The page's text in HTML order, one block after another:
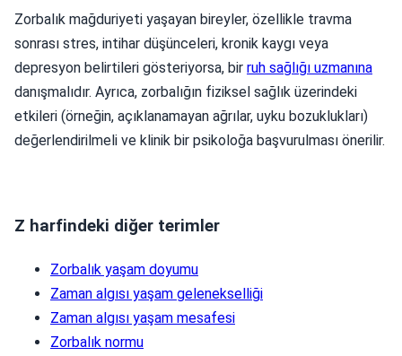
Zorbalık mağduriyeti yaşayan bireyler, özellikle travma
sonrası stres, intihar düşünceleri, kronik kaygı veya
depresyon belirtileri gösteriyorsa, bir ruh sağlığı uzmanına
danışmalıdır. Ayrıca, zorbalığın fiziksel sağlık üzerindeki
etkileri (örneğin, açıklanamayan ağrılar, uyku bozuklukları)
değerlendirilmeli ve klinik bir psikoloğa başvurulması önerilir.
Z harfindeki diğer terimler
Zorbalık yaşam doyumu
Zaman algısı yaşam gelenekselliği
Zaman algısı yaşam mesafesi
Zorbalık normu